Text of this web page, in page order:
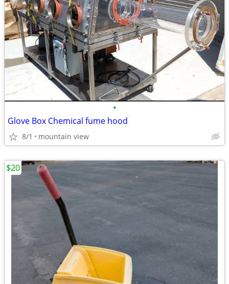
•
Glove Box Chemical fume hood
8/1 mountain view
$20